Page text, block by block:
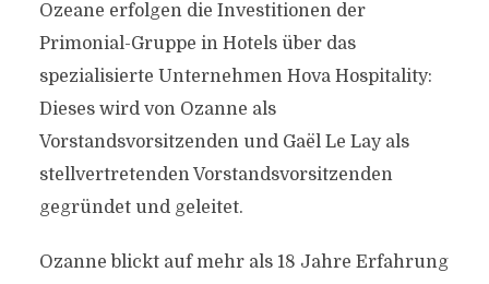
Ozeane erfolgen die Investitionen der
Primonial-Gruppe in Hotels über das
spezialisierte Unternehmen Hova Hospitality:
Dieses wird von Ozanne als
Vorstandsvorsitzenden und Gaël Le Lay als
stellvertretenden Vorstandsvorsitzenden
gegründet und geleitet.
Ozanne blickt auf mehr als 18 Jahre Erfahrung